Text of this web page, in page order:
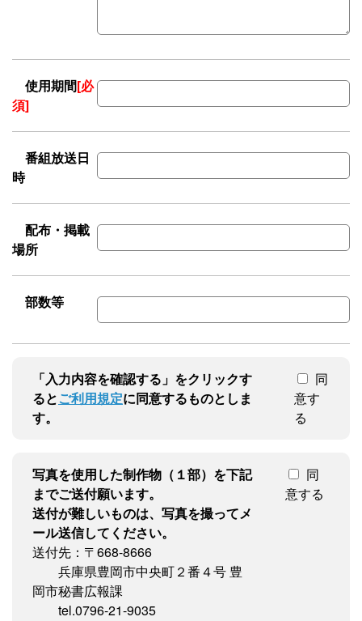
使用期間[必
須]
番組放送日
時
配布・掲載
場所
部数等
「入力内容を確認する」をクリックす
るとご利用規定に同意するものとしま
す。
同
意す
る
写真を使用した制作物（１部）を下記
までご送付願います。
送付が難しいものは、写真を撮ってメ
ール送信してください。
送付先：〒668-8666
兵庫県豊岡市中央町２番４号 豊
岡市秘書広報課
tel.0796-21-9035
同
意する